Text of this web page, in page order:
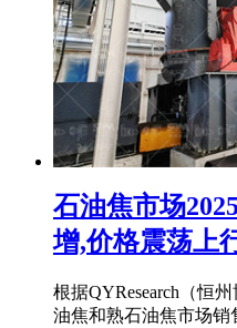
石油焦市场
增,价格震荡上
根据QYResearch（恒
油焦和熟石油焦市场销